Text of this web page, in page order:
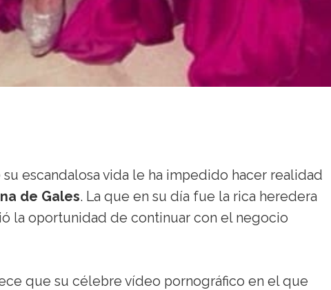
escandalosa vida le ha impedido hacer realidad
de Gales. La que en su día fue la rica heredera
la oportunidad de continuar con el negocio
que su célebre vídeo pornográfico en el que